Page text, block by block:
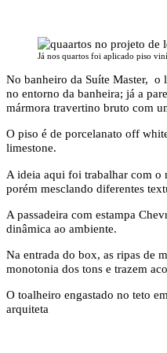
Já nos quartos foi aplicado piso
No banheiro da Suíte Master, o
no entorno da banheira; já a
mármora travertino bruto com
O piso é de porcelanato off
limestone.
A ideia aqui foi trabalhar com o
porém mesclando diferentes
A passadeira com estampa
dinâmica ao ambiente.
Na entrada do box, as ripas de
monotonia dos tons e trazem
O toalheiro engastado no teto
arquiteta